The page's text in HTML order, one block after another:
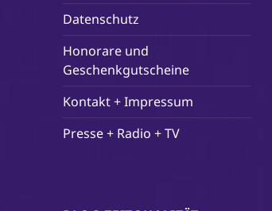
Datenschutz
Honorare und
Geschenkgutscheine
Kontakt + Impressum
Presse + Radio + TV